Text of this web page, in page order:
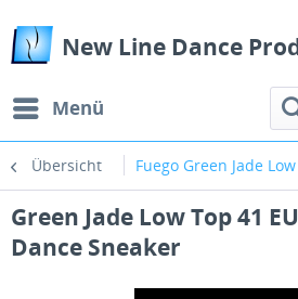
New Line Dance
Menü
Übersicht Fuego Green Jade
Green Jade Low Top 41
Dance Sneaker